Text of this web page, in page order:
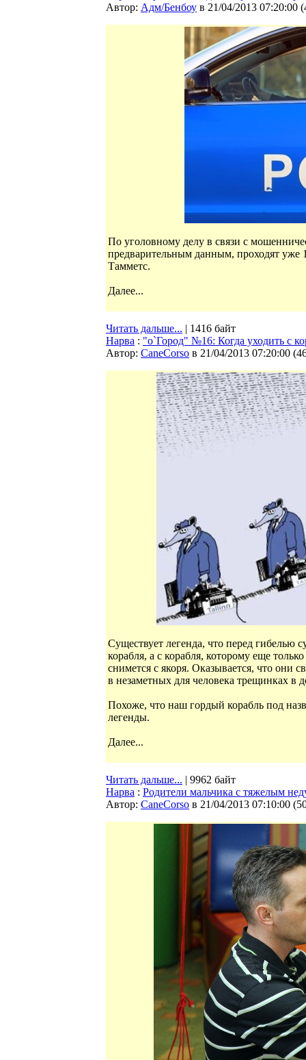
Автор: Адм/Бенбоу в 21/04/2013 07:20:00 (
По уголовному делу в связи с
предварительным данным, проходят уже
Тамметс.
Далее...
Читать дальше... | 1416 байт
Нарва : "о`Город" №16: Когда уходить с
Автор: CaneCorso в 21/04/2013 07:20:00 (
Существует легенда, что перед
корабля, а с корабля, которому еще
снимется с якоря. Оказывается, что они
в незаметных для человека трещинках в
Похоже, что наш гордый корабль под
легенды.
Далее...
Читать дальше... | 9962 байт
Нарва : Родители мальчика с тяжелым
Автор: CaneCorso в 21/04/2013 07:10:00 (